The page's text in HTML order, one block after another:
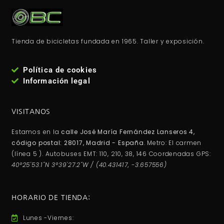
Tienda de bicicletas fundada en 1965. Taller y exposición.
Política de cookies
Información legal
VISITANOS
Estamos en la calle José María Fernández Lanseros 4,
código postal: 28017, Madrid - España. Metro: El carmen
(línea 5 ). Autobuses EMT: 110, 210, 38, 146 Coordenadas GPS:
40°25'53.1"N 3°39'27.2"W / (40.431417, -3.657556)
HORARIO DE TIENDA:
Lunes -Viernes: